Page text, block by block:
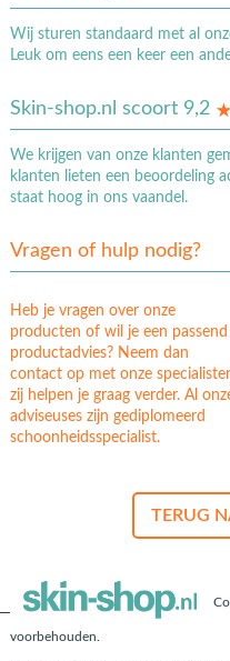
Wij sturen standaard met al
Leuk om eens een keer een
Skin-shop.nl scoort 9,2
We krijgen van onze klanten
klanten lieten een beoordeling
staat hoog in ons vaandel.
Vragen of hulp nodig?
Heb je vragen over onze
producten of wil je een passend
productadvies? Neem dan
contact op met onze
zij helpen je graag verder. Al
adviseuses zijn gediplomeerd
schoonheidsspecialist.
TERUG
voorbehouden.